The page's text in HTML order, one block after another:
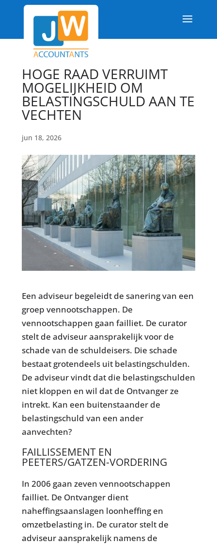
HOGE RAAD VERRUIMT
MOGELIJKHEID OM
BELASTINGSCHULD AAN TE
VECHTEN
jun 18, 2026
Een adviseur begeleidt de sanering van een
groep vennootschappen. De
vennootschappen gaan failliet. De curator
stelt de adviseur aansprakelijk voor de
schade van de schuldeisers. Die schade
bestaat grotendeels uit belastingschulden.
De adviseur vindt dat die belastingschulden
niet kloppen en wil dat de Ontvanger ze
intrekt. Kan een buitenstaander de
belastingschuld van een ander
aanvechten?
FAILLISSEMENT EN
PEETERS/GATZEN-VORDERING
In 2006 gaan zeven vennootschappen
failliet. De Ontvanger dient
naheffingsaanslagen loonheffing en
omzetbelasting in. De curator stelt de
adviseur aansprakelijk namens de